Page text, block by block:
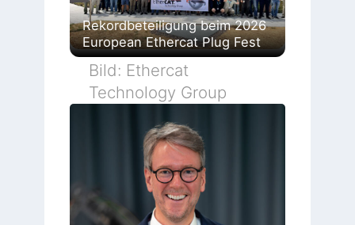
Rekordbeteiligung beim 2026
European Ethercat Plug Fest
Bild: Ethercat
Technology Group